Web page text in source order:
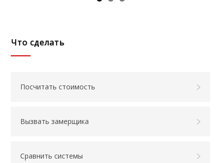
Что сделать
Посчитать стоимость
Вызвать замерщика
Сравнить системы